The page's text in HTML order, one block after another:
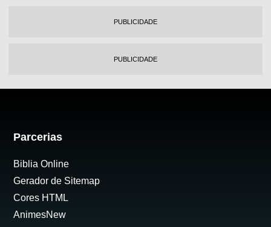
PUBLICIDADE
PUBLICIDADE
Parcerias
Biblia Online
Gerador de Sitemap
Cores HTML
AnimesNew